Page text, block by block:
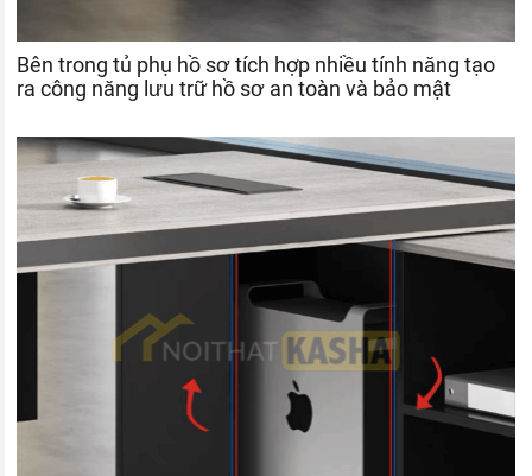
Bên trong tủ phụ hồ sơ tích hợp nhiều tính năng tạo
ra công năng lưu trữ hồ sơ an toàn và bảo mật